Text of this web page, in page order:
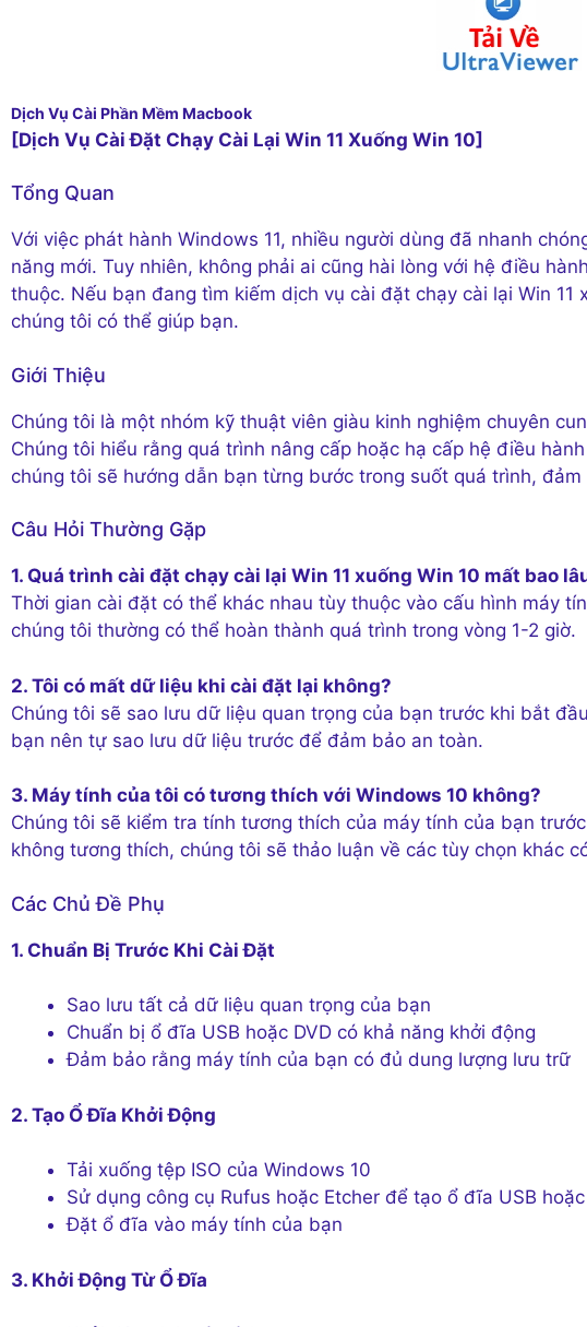
Dịch Vụ Cài Phần Mềm Macbook
[Dịch Vụ Cài Đặt Chạy Cài Lại Win 11 Xuống Win 10]
Tổng Quan
Với việc phát hành Windows 11, nhiều người dùng đã nhanh
năng mới. Tuy nhiên, không phải ai cũng hài lòng với hệ điều
thuộc. Nếu bạn đang tìm kiếm dịch vụ cài đặt chạy cài lại Win 11
chúng tôi có thể giúp bạn.
Giới Thiệu
Chúng tôi là một nhóm kỹ thuật viên giàu kinh nghiệm chuyên
Chúng tôi hiểu rằng quá trình nâng cấp hoặc hạ cấp hệ điều
chúng tôi sẽ hướng dẫn bạn từng bước trong suốt quá trình,
Câu Hỏi Thường Gặp
1. Quá trình cài đặt chạy cài lại Win 11 xuống Win 10 mất bao
Thời gian cài đặt có thể khác nhau tùy thuộc vào cấu hình máy
chúng tôi thường có thể hoàn thành quá trình trong vòng 1-2 giờ.
2. Tôi có mất dữ liệu khi cài đặt lại không?
Chúng tôi sẽ sao lưu dữ liệu quan trọng của bạn trước khi bắt
bạn nên tự sao lưu dữ liệu trước để đảm bảo an toàn.
3. Máy tính của tôi có tương thích với Windows 10 không?
Chúng tôi sẽ kiểm tra tính tương thích của máy tính của bạn
không tương thích, chúng tôi sẽ thảo luận về các tùy chọn khác
Các Chủ Đề Phụ
1. Chuẩn Bị Trước Khi Cài Đặt
Sao lưu tất cả dữ liệu quan trọng của bạn
Chuẩn bị ổ đĩa USB hoặc DVD có khả năng khởi động
Đảm bảo rằng máy tính của bạn có đủ dung lượng lưu trữ
2. Tạo Ổ Đĩa Khởi Động
Tải xuống tệp ISO của Windows 10
Sử dụng công cụ Rufus hoặc Etcher để tạo ổ đĩa USB
Đặt ổ đĩa vào máy tính của bạn
3. Khởi Động Từ Ổ Đĩa